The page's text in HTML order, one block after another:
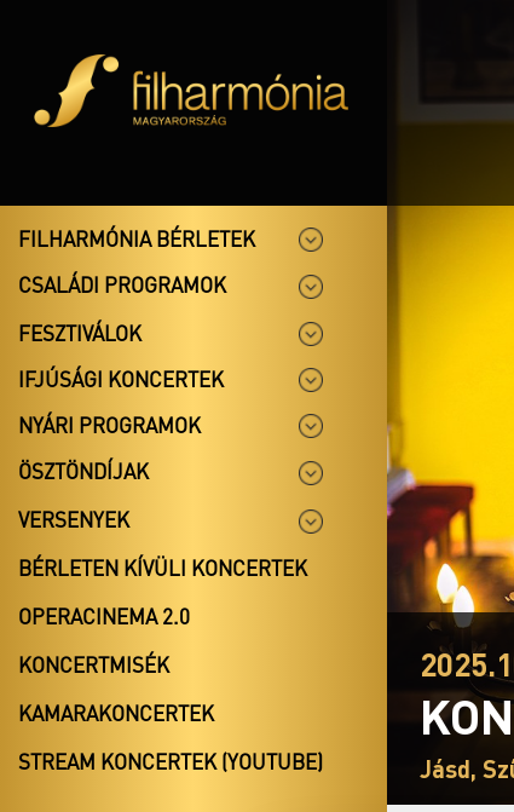
FILHARMÓNIA BÉRLETEK
CSALÁDI PROGRAMOK
FESZTIVÁLOK
IFJÚSÁGI KONCERTEK
NYÁRI PROGRAMOK
ÖSZTÖNDÍJAK
VERSENYEK
BÉRLETEN KÍVÜLI KONCERTEK
OPERACINEMA 2.0
KONCERTMISÉK
KAMARAKONCERTEK
STREAM KONCERTEK (YOUTUBE)
Jásd,